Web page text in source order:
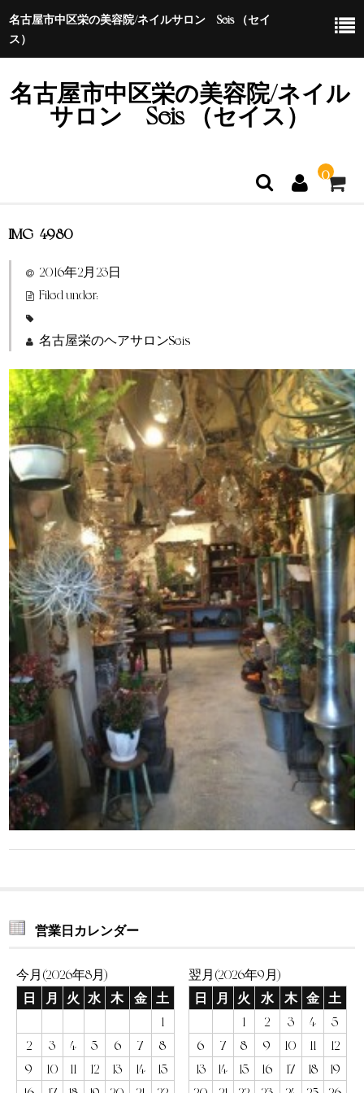
名古屋市中区栄の美容院/ネイルサロン Seis （セイ
ス）
名古屋市中区栄の美容院/ネイル
サロン Seis （セイス）
0
ホーム
特定商取引法に基づく表示
IMG_4980
2016年2月23日
Filed under:
名古屋栄のヘアサロンSeis
営業日カレンダー
今月(2026年8月)
日
月 火 水 木 金
土
1
2
3 4 5 6 7
8
9
10 11 12 13 14
15
翌月(2026年9月)
日
月 火 水 木 金
土
1
2 3 4
5
6
7 8 9 10 11
12
13
14 15 16 17 18
19